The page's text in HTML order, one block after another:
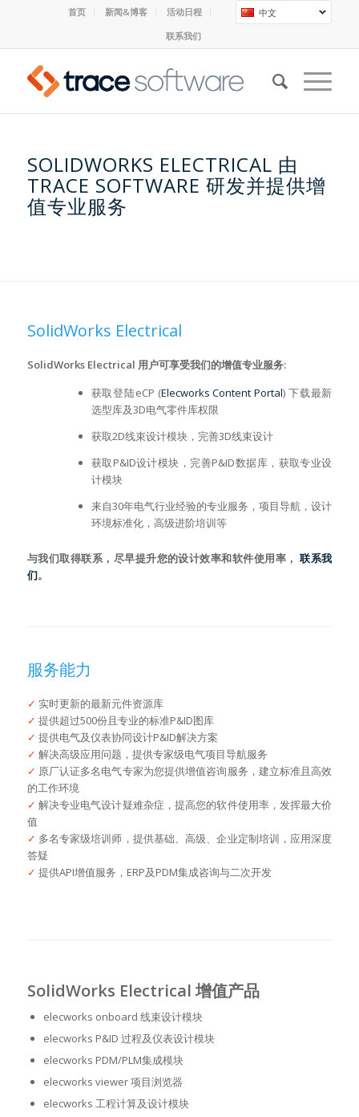
中文
首页 新闻&博客
活动日程
联系我们
SOLIDWORKS ELECTRICAL 由
TRACE SOFTWARE 研发并提供增
值专业服务
SolidWorks Electrical
SolidWorks Electrical 用户可享受我们的增值专业服务:
获取登陆eCP (Elecworks Content Portal) 下载最新
选型库及3D电气零件库权限
获取2D线束设计模块，完善3D线束设计
获取P&ID设计模块，完善P&ID数据库，获取专业设
计模块
来自30年电气行业经验的专业服务，项目导航，设计
环境标准化，高级进阶培训等
与我们取得联系，尽早提升您的设计效率和软件使用率，联系我
们。
服务能力
✓ 实时更新的最新元件资源库
✓ 提供超过500份且专业的标准P&ID图库
✓ 提供电气及仪表协同设计P&ID解决方案
✓ 解决高级应用问题，提供专家级电气项目导航服务
✓ 原厂认证多名电气专家为您提供增值咨询服务，建立标准且高效
的工作环境
✓ 解决专业电气设计疑难杂症，提高您的软件使用率，发挥最大价
值
✓ 多名专家级培训师，提供基础、高级、企业定制培训，应用深度
答疑
✓ 提供API增值服务，ERP及PDM集成咨询与二次开发
SolidWorks Electrical 增值产品
elecworks onboard 线束设计模块
elecworks P&ID 过程及仪表设计模块
elecworks PDM/PLM集成模块
elecworks viewer 项目浏览器
elecworks 工程计算及设计模块